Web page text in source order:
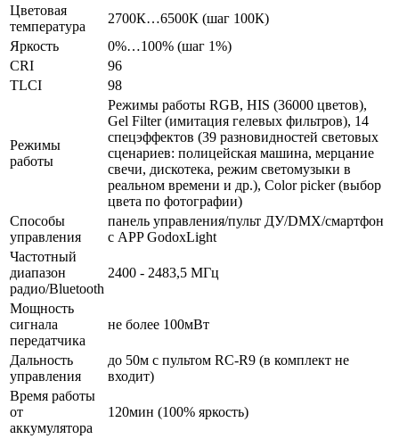
Цветовая
температура
2700К…6500К (шаг 100К)
Яркость
0%…100% (шаг 1%)
CRI
96
TLCI
98
Режимы
работы
Режимы работы RGB, HIS (36000 цветов),
Gel Filter (имитация гелевых фильтров), 14
спецэффектов (39 разновидностей световых
сценариев: полицейская машина, мерцание
свечи, дискотека, режим светомузыки в
реальном времени и др.), Color picker (выбор
цвета по фотографии)
Способы
управления
панель управления/пульт ДУ/DMX/смартфон
с APP GodoxLight
Частотный
диапазон
радио/Bluetooth
2400 - 2483,5 МГц
Мощность
сигнала
передатчика
не более 100мВт
Дальность
управления
до 50м с пультом RC-R9 (в комплект не
входит)
Время работы
от
аккумулятора
120мин (100% яркость)